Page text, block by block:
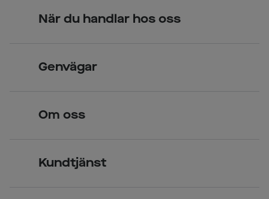
När du handlar hos oss
Över 70 butiker
Genvägar
Om oss
Kundtjänst